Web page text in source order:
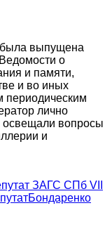
была выпущена
о
и памяти,
и во иных
периодическим
лично
освещали вопросы
и
ЗАГС СПб VII